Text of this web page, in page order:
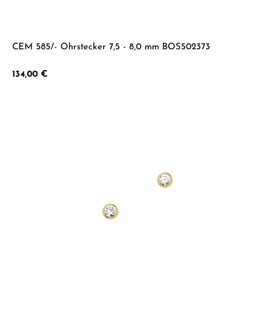
CEM 585/- Ohrstecker 7,5 - 8,0 mm BOS502373
Regulärer Preis:
134,00 €